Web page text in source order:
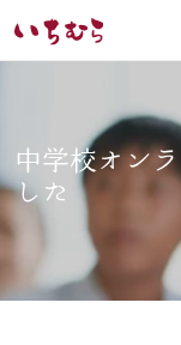
中学校オン
した